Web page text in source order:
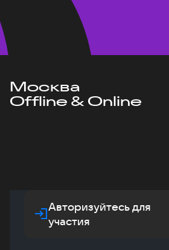
Москва
Offline & Online
Авторизуйтесь для
участия